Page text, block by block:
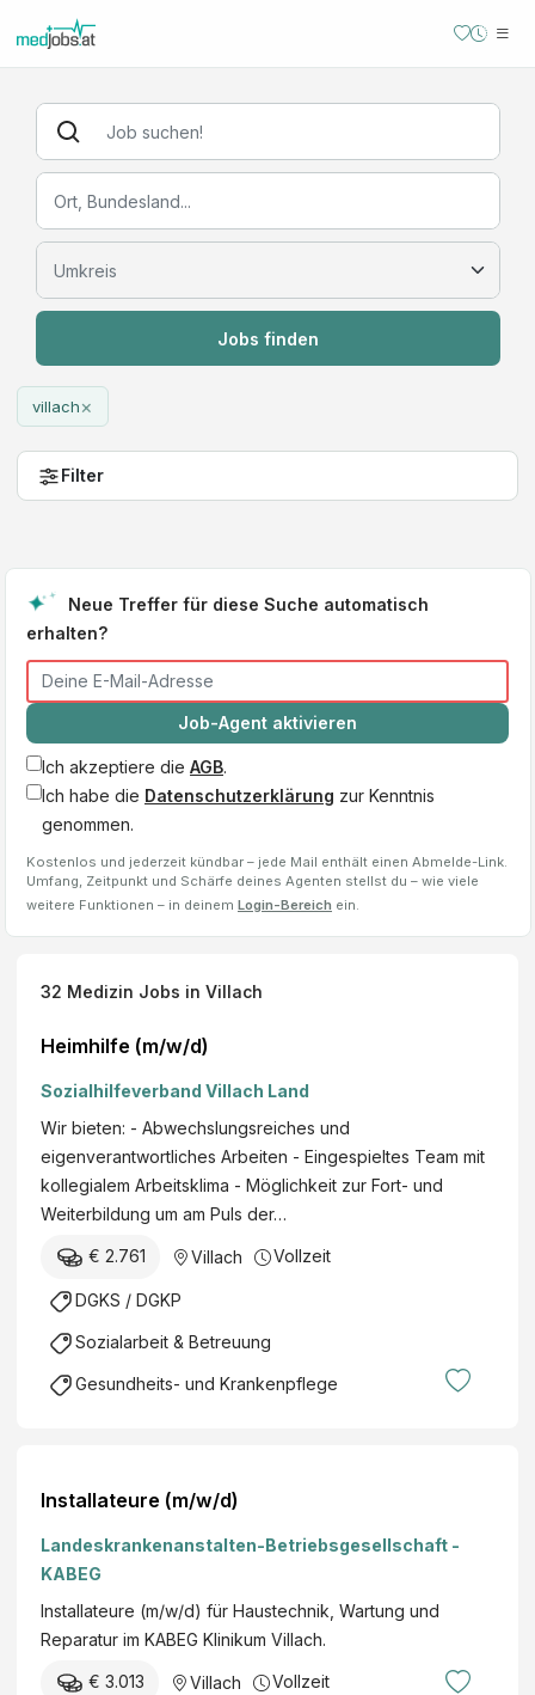
Jobs finden
villach×
Filter
Neue Treffer für diese Suche automatisch
erhalten?
Job-Agent aktivieren
Ich akzeptiere die AGB.
Ich habe die Datenschutzerklärung zur Kenntnis
genommen.
Kostenlos und jederzeit kündbar – jede Mail enthält einen Abmelde-Link.
Umfang, Zeitpunkt und Schärfe deines Agenten stellst du – wie viele
weitere Funktionen – in deinem Login-Bereich ein.
32 Medizin Jobs in Villach
Heimhilfe (m/w/d)
Sozialhilfeverband Villach Land
Wir bieten: - Abwechslungsreiches und
eigenverantwortliches Arbeiten - Eingespieltes Team mit
kollegialem Arbeitsklima - Möglichkeit zur Fort- und
Weiterbildung um am Puls der…
€ 2.761 Villach Vollzeit
DGKS / DGKP
Sozialarbeit & Betreuung
Gesundheits- und Krankenpflege
Installateure (m/w/d)
Landeskrankenanstalten-Betriebsgesellschaft -
KABEG
Installateure (m/w/d) für Haustechnik, Wartung und
Reparatur im KABEG Klinikum Villach.
€ 3.013 Villach Vollzeit